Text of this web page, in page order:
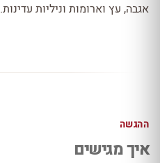
אגבה, עץ וארומות וניליות עדינות.
ההגשה
איך מגישים